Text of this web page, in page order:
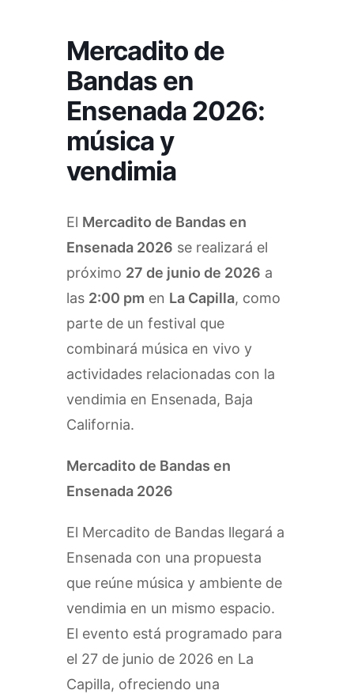
Mercadito de
Bandas en
Ensenada 2026:
música y
vendimia
El Mercadito de Bandas en
Ensenada 2026 se realizará el
próximo 27 de junio de 2026 a
las 2:00 pm en La Capilla, como
parte de un festival que
combinará música en vivo y
actividades relacionadas con la
vendimia en Ensenada, Baja
California.
Mercadito de Bandas en
Ensenada 2026
El Mercadito de Bandas llegará a
Ensenada con una propuesta
que reúne música y ambiente de
vendimia en un mismo espacio.
El evento está programado para
el 27 de junio de 2026 en La
Capilla, ofreciendo una